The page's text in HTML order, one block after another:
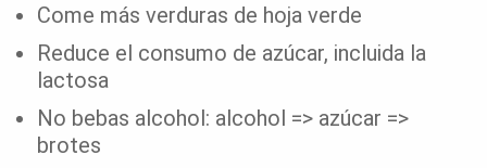
Come más verduras de hoja verde
Reduce el consumo de azúcar, incluida la
lactosa
No bebas alcohol: alcohol => azúcar =>
brotes